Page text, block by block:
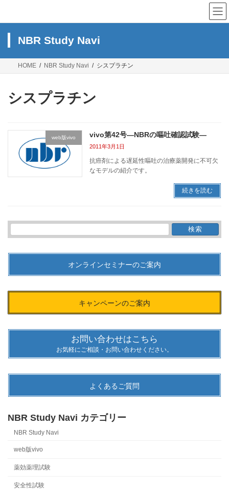
テ
ス
ゲ
ン
NBR Study Navi
HOME NBR Study Navi シスプラチン
シスプラチン
web版vivo vivo第42号―NBRの嘔吐確認試験―
2011年3月1日
抗癌剤による遅延性嘔吐の治療薬開発に不可欠
なモデルの紹介です。
続きを読む
検
索:
オンラインセミナーのご案内
キャンペーンのご案内
お問い合わせはこちら
お気軽にご相談・お問い合わせください。
よくあるご質問
NBR Study Navi カテゴリー
NBR Study Navi
web版vivo
薬効薬理試験
安全性試験